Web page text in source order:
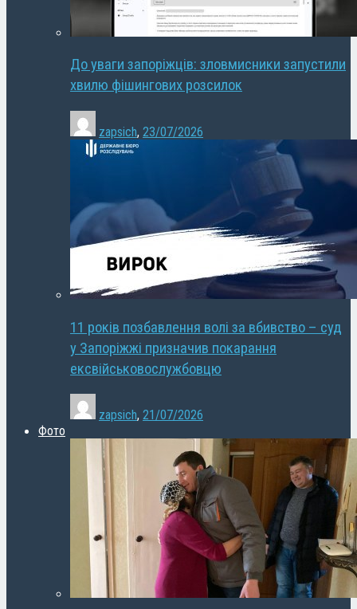
До уваги запоріжців: зловмисники запустили
хвилю фішингових розсилок
zapsich, 23/07/2026
11 років позбавлення волі за вбивство – суд
у Запоріжжі призначив покарання
ексвійськовослужбовцю
zapsich, 21/07/2026
Фото